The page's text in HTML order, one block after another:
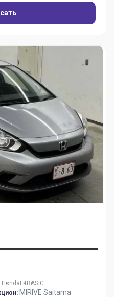
Honda Fit BASIC
MIRIVE Saitama